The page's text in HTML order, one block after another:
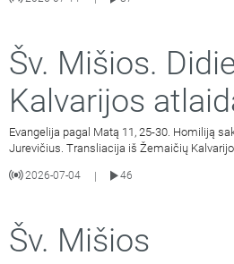
Šv. Mišios.
Kalvarijos
Evangelija pagal Matą 11, 25-30. Homiliją
Jurevičius. Transliacija iš Žemaičių
2026-07-04 |
46
Šv. Mišios